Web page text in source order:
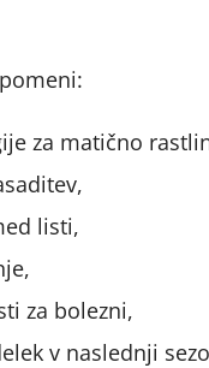
za matično
listi,
za bolezni,
v naslednji